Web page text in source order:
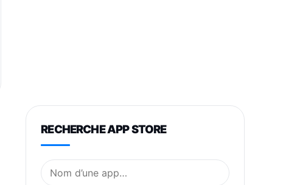
RECHERCHE APP STORE
Nom de l’application